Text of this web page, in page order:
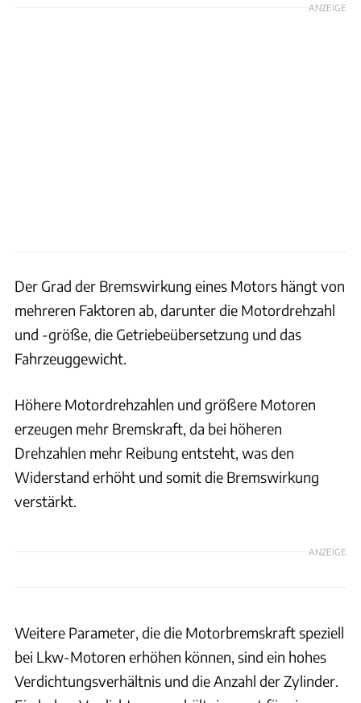
ANZEIGE
Der Grad der Bremswirkung eines Motors hängt von
mehreren Faktoren ab, darunter die Motordrehzahl
und -größe, die Getriebeübersetzung und das
Fahrzeuggewicht.
Höhere Motordrehzahlen und größere Motoren
erzeugen mehr Bremskraft, da bei höheren
Drehzahlen mehr Reibung entsteht, was den
Widerstand erhöht und somit die Bremswirkung
verstärkt.
ANZEIGE
Weitere Parameter, die die Motorbremskraft speziell
bei Lkw-Motoren erhöhen können, sind ein hohes
Verdichtungsverhältnis und die Anzahl der Zylinder.